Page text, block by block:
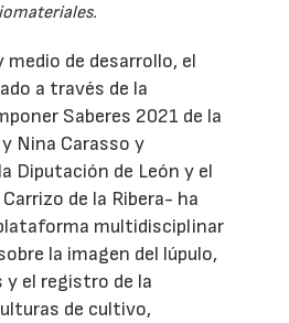
medio de desarrollo, el
a través de la
Saberes 2021 de la
Nina Carasso y
Diputación de León y el
de la Ribera- ha
multidisciplinar
la imagen del lúpulo,
el registro de la
de cultivo,